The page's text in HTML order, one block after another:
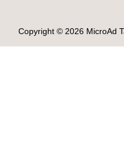
Copyright © 2026 MicroAd